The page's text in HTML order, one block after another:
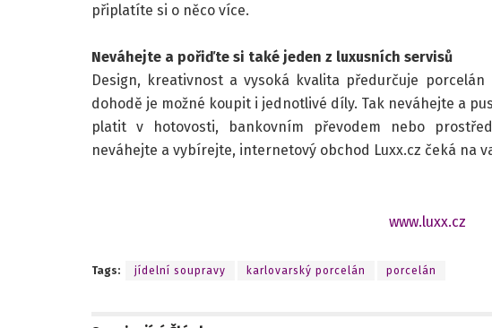
připlatíte si o něco více.
Neváhejte a pořiďte si také jeden z luxusních servisů
Design, kreativnost a vysoká kvalita předurčuje
dohodě je možné koupit i jednotlivé díly. Tak neváhejte a
platit v hotovosti, bankovním převodem nebo
neváhejte a vybírejte, internetový obchod Luxx.cz čeká na
www.luxx.cz
Tags: jídelní soupravy karlovarský porcelán porcelán